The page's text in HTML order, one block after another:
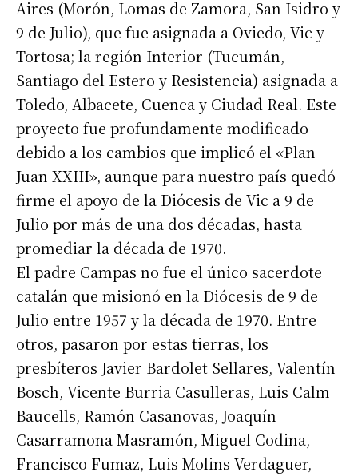
Aires (Morón, Lomas de Zamora, San Isidro y
9 de Julio), que fue asignada a Oviedo, Vic y
Tortosa; la región Interior (Tucumán,
Santiago del Estero y Resistencia) asignada a
Toledo, Albacete, Cuenca y Ciudad Real. Este
proyecto fue profundamente modificado
debido a los cambios que implicó el «Plan
Juan XXIII», aunque para nuestro país quedó
firme el apoyo de la Diócesis de Vic a 9 de
Julio por más de una dos décadas, hasta
promediar la década de 1970.
El padre Campas no fue el único sacerdote
catalán que misionó en la Diócesis de 9 de
Julio entre 1957 y la década de 1970. Entre
otros, pasaron por estas tierras, los
presbíteros Javier Bardolet Sellares, Valentín
Bosch, Vicente Burria Casulleras, Luis Calm
Baucells, Ramón Casanovas, Joaquín
Casarramona Masramón, Miguel Codina,
Francisco Fumaz, Luis Molins Verdaguer,